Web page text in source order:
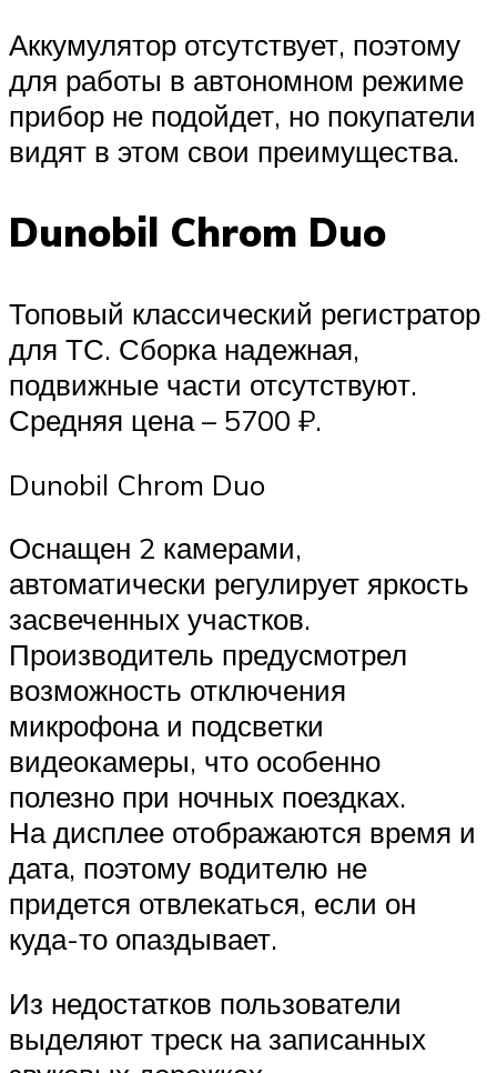
Аккумулятор отсутствует, поэтому
для работы в автономном режиме
прибор не подойдет, но покупатели
видят в этом свои преимущества.
Dunobil Chrom Duo
Топовый классический регистратор
для ТС. Сборка надежная,
подвижные части отсутствуют.
Средняя цена – 5700 ₽.
Dunobil Chrom Duo
Оснащен 2 камерами,
автоматически регулирует яркость
засвеченных участков.
Производитель предусмотрел
возможность отключения
микрофона и подсветки
видеокамеры, что особенно
полезно при ночных поездках.
На дисплее отображаются время и
дата, поэтому водителю не
придется отвлекаться, если он
куда-то опаздывает.
Из недостатков пользователи
выделяют треск на записанных